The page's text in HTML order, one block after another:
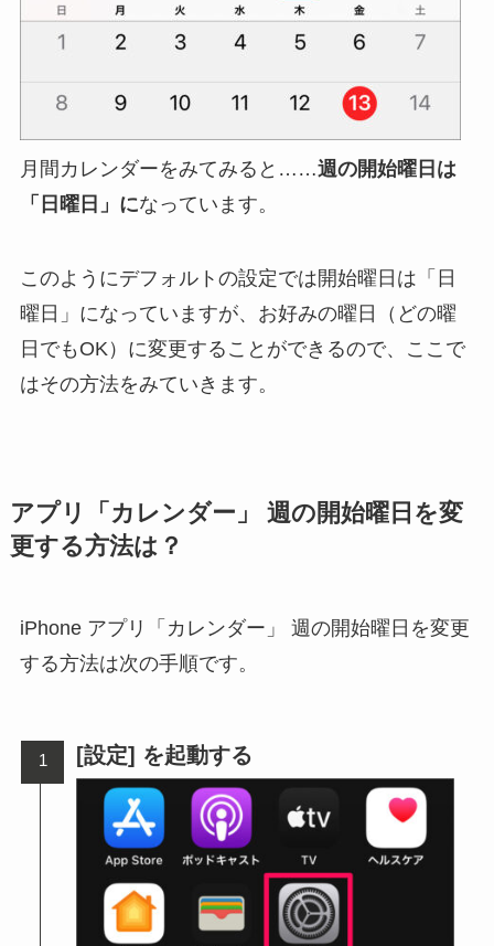
月間カレンダーをみてみると……週の開始曜日は
「日曜日」になっています。
このようにデフォルトの設定では開始曜日は「日
曜日」になっていますが、お好みの曜日（どの曜
日でもOK）に変更することができるので、ここで
はその方法をみていきます。
アプリ「カレンダー」 週の開始曜日を変
更する方法は？
iPhone アプリ「カレンダー」 週の開始曜日を変更
する方法は次の手順です。
[設定] を起動する